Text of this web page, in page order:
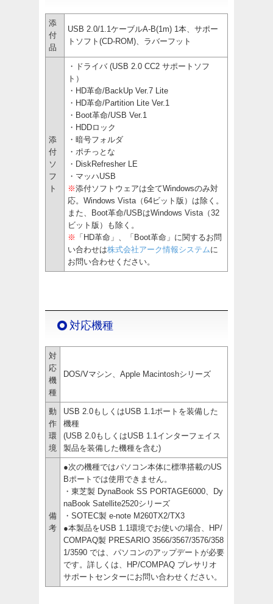
添
付
品
USB 2.0/1.1ケーブルA-B(1m) 1本、サポー
トソフト(CD-ROM)、ラバーフット
添
付
ソ
フ
ト
・ドライバ (USB 2.0 CC2 サポートソフ
ト）
・HD革命/BackUp Ver.7 Lite
・HD革命/Partition Lite Ver.1
・Boot革命/USB Ver.1
・HDDロック
・暗号フォルダ
・ポチっとな
・DiskRefresher LE
・マッハUSB
※添付ソフトウェアは全てWindowsのみ対
応。Windows Vista（64ビット版）は除く。
また、Boot革命/USBはWindows Vista（32
ビット版）も除く。
※ 「HD革命」、「Boot革命」に関するお問
い合わせは株式会社アーク情報システムに
お問い合わせください。
対応機種
対
応
機
種
DOS/Vマシン、Apple Macintoshシリーズ
動
作
環
境
USB 2.0もしくはUSB 1.1ポートを装備した
機種
(USB 2.0もしくはUSB 1.1インターフェイス
製品を装備した機種を含む)
備
考
●次の機種ではパソコン本体に標準搭載のUS
Bポートでは使用できません。
・東芝製 DynaBook SS PORTAGE6000、Dy
naBook Satellite2520シリーズ
・SOTEC製 e-note M260TX2/TX3
●本製品をUSB 1.1環境でお使いの場合、HP/
COMPAQ製 PRESARIO 3566/3567/3576/358
1/3590 では、パソコンのアップデートが必要
です。詳しくは、HP/COMPAQ プレサリオ
サポートセンターにお問い合わせください。